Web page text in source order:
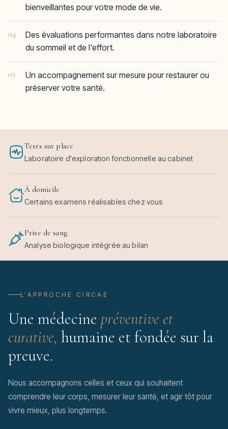
bienveillantes pour votre mode de vie.
04
Des évaluations performantes dans notre laboratoire
du sommeil et de l'effort.
05
Un accompagnement sur mesure pour restaurer ou
préserver votre santé.
Tests sur place
Laboratoire d'exploration fonctionnelle au cabinet
À domicile
Certains examens réalisables chez vous
Prise de sang
Analyse biologique intégrée au bilan
L'APPROCHE CIRCAE
Une médecine préventive et
curative, humaine et fondée sur la
preuve.
Nous accompagnons celles et ceux qui souhaitent
comprendre leur corps, mesurer leur santé, et agir tôt pour
vivre mieux, plus longtemps.